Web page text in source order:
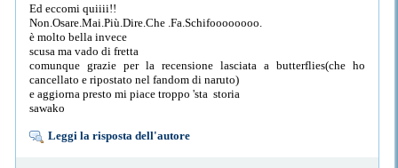
Ed eccomi quiiii!!
Non.Osare.Mai.Più.Dire.Che .Fa.Schifoooooooo.
è molto bella invece
scusa ma vado di fretta
comunque grazie per la recensione lasciata a butterflies(che ho
cancellato e ripostato nel fandom di naruto)
e aggiorna presto mi piace troppo 'sta storia
sawako
Leggi la risposta dell'autore